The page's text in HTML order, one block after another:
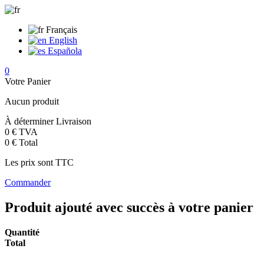
Français
English
Española
0
Votre Panier
Aucun produit
À déterminerLivraison
0 € TVA
0 € Total
Les prix sont TTC
Commander
Produit ajouté avec succès à votre panier
Quantité
Total